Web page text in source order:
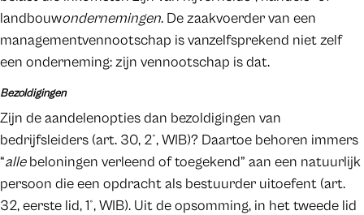
landbouwondernemingen. De zaakvoerder van een
managementvennootschap is vanzelfsprekend niet zelf
een onderneming: zijn vennootschap is dat.
Bezoldigingen
Zijn de aandelenopties dan bezoldigingen van
bedrijfsleiders (art. 30, 2°, WIB)? Daartoe behoren immers
“allebeloningen verleend of toegekend” aan een natuurlijk
persoon die een opdracht als bestuurder uitoefent (art.
32, eerste lid, 1°, WIB). Uit de opsomming, in het tweede lid